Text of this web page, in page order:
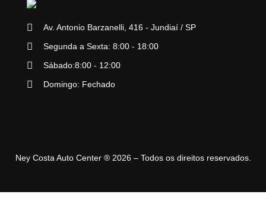
Av. Antonio Barzanelli, 416 - Jundiaí / SP
Segunda a Sexta: 8:00 - 18:00
Sábado:8:00 - 12:00
Domingo: Fechado
Ney Costa Auto Center ® 2026 – Todos os direitos reservados.